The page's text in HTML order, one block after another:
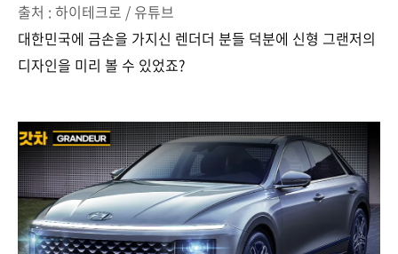
출처 : 하이테크로 / 유튜브
대한민국에 금손을 가지신 렌더더 분들 덕분에 신형 그랜저의
디자인을 미리 볼 수 있었죠?